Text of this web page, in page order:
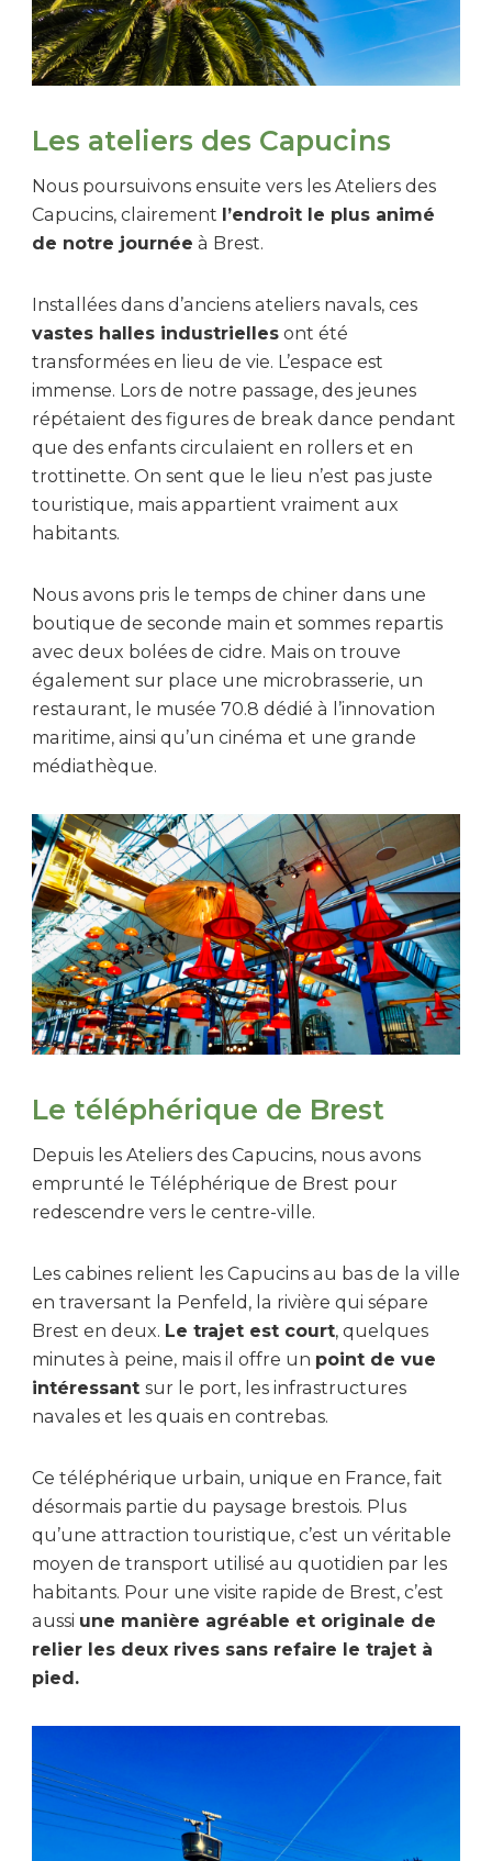
Les ateliers des Capucins
Nous poursuivons ensuite vers les Ateliers des
Capucins, clairement l’endroit le plus animé
de notre journée à Brest.
Installées dans d’anciens ateliers navals, ces
vastes halles industrielles ont été
transformées en lieu de vie. L’espace est
immense. Lors de notre passage, des jeunes
répétaient des figures de break dance pendant
que des enfants circulaient en rollers et en
trottinette. On sent que le lieu n’est pas juste
touristique, mais appartient vraiment aux
habitants.
Nous avons pris le temps de chiner dans une
boutique de seconde main et sommes repartis
avec deux bolées de cidre. Mais on trouve
également sur place une microbrasserie, un
restaurant, le musée 70.8 dédié à l’innovation
maritime, ainsi qu’un cinéma et une grande
médiathèque.
Le téléphérique de Brest
Depuis les Ateliers des Capucins, nous avons
emprunté le Téléphérique de Brest pour
redescendre vers le centre-ville.
Les cabines relient les Capucins au bas de la ville
en traversant la Penfeld, la rivière qui sépare
Brest en deux. Le trajet est court, quelques
minutes à peine, mais il offre un point de vue
intéressant sur le port, les infrastructures
navales et les quais en contrebas.
Ce téléphérique urbain, unique en France, fait
désormais partie du paysage brestois. Plus
qu’une attraction touristique, c’est un véritable
moyen de transport utilisé au quotidien par les
habitants. Pour une visite rapide de Brest, c’est
aussi une manière agréable et originale de
relier les deux rives sans refaire le trajet à
pied.